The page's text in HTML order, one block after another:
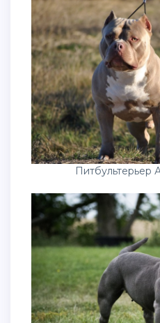
Питбультерьер